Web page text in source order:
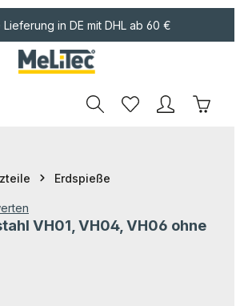
in DE mit DHL ab 60 €
Erdspieße
von 0 von 5 Sternen
VH01, VH04, VH06 ohne